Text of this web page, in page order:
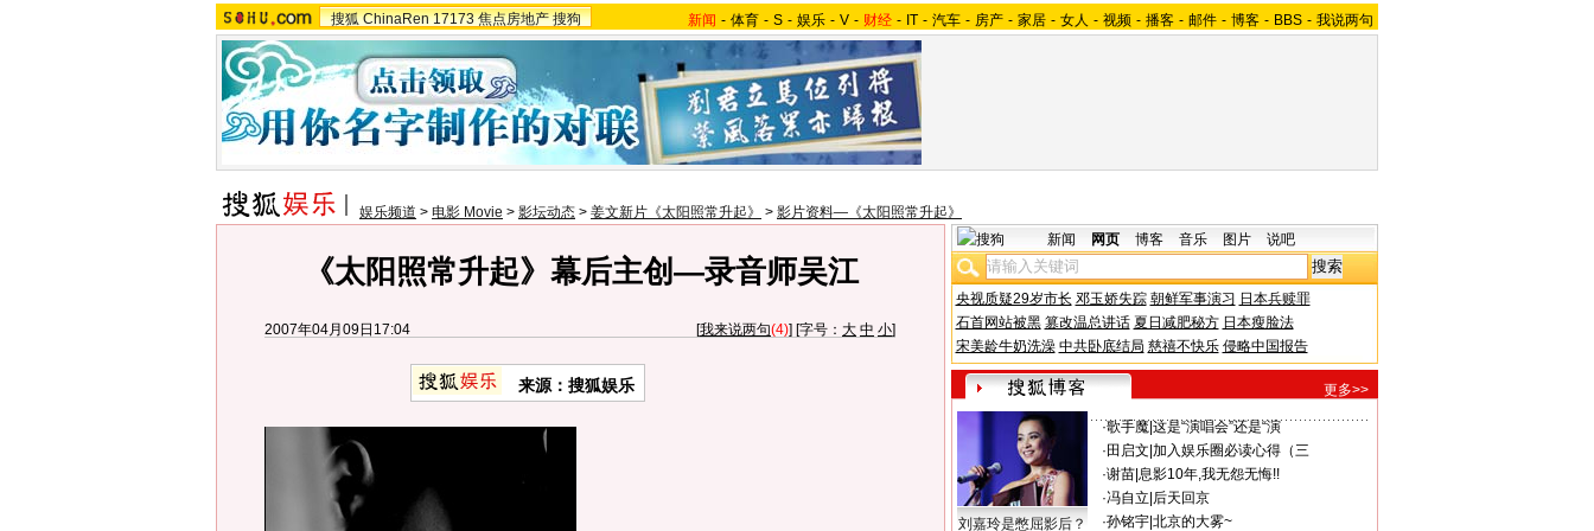
搜狐 ChinaRen 17173 焦点房地产 搜狗 新闻 - 体育 - S - 娱乐 - V - 财经 - IT - 汽车 - 房产 - 家居 - 女人 - 视频 - 播客 - 邮件 - 博客 - BBS - 我说两句
娱乐频道 > 电影 Movie > 影坛动态 > 姜文新片《太阳照常升起》 > 影片资料—《太阳照常升起》
《太阳照常升起》幕后主创—录音师吴江
2007年04月09日17:04 [我来说两句(4)] [字号： 大 中 小]
来源：搜狐娱乐
新闻 网页 博客 音乐 图片 说吧
央视质疑29岁市长 邓玉娇失踪 朝鲜军事演习 日本兵赎罪
石首网站被黑 篡改温总讲话 夏日减肥秘方 日本瘦脸法
宋美龄牛奶洗澡 中共卧底结局 慈禧不快乐 侵略中国报告
更多>>
刘嘉玲是憋屈影后？
·歌手魔| 这是“演唱会”还是“演
· 田启文 加入娱乐圈必读心得（三
·谢苗| 息影10年,我无怨无悔!!
·冯自立 后天回京
·孙铭宇| 北京的大雾~